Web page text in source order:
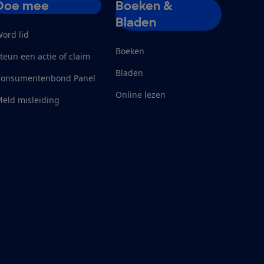
mee
lid
een actie of claim
Panel
misleiding
Boeken &
Bladen
Boeken
Bladen
Online lezen